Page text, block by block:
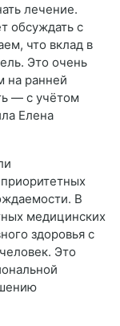
лечение.
обсуждать с
что вклад в
Это очень
на ранней
— с учётом
Елена
В
медицинских
здоровья с
Это